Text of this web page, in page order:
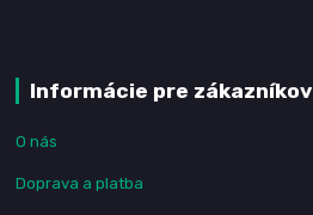
Informácie pre zákazníkov
O nás
Doprava a platba